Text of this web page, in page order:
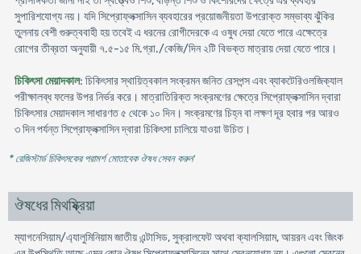
সুপারিশযোগ্য নয়। যদি সিপ্রোফ্লক্সাসিন ব্যবহারের প্রয়োজনীয়তা উপরোক্ত সম্ভাব্য ঝুঁকির
তুলনায় বেশী গুরুত্ববাহী হয় তবেই এ ধরনের রোগীদেরকে এ ওষুধ দেয়া যেতে পারে এক্ষেত্রে
রোগের তীব্রতা অনুযায়ী ৭.৫-১৫ মি.গ্রা./কেজি/দিন ২টি বিভক্ত মাত্রায় দেয়া যেতে পারে।
চিকিৎসা মেয়াদকাল: চিকিৎসার স্থায়িত্বকাল সংক্রমন জনিত রেসপন্স এবং ব্যাকটেরিওলজিক্যাল
পরীক্ষালব্ধ ফলের উপর নির্ভর করে। মাত্রাতিরিক্ত সংক্রমণের ক্ষেত্রে সিপ্রোফ্লক্সাসিন দ্বারা
চিকিৎসার মেয়াদকাল সাধারণত ৫ থেকে ১০ দিন। সংক্রমণের চিহ্ন বা লক্ষণ দূর হবার পর আরও
৩ দিন পর্যন্ত সিপ্রোফ্লক্সাসিন দ্বারা চিকিৎসা চালিয়ে যাওয়া উচিত।
* রেজিস্টার্ড চিকিৎসকের পরামর্শ মোতাবেক ঔষধ সেবন করুন'
ঔষধের মিথষ্ক্রিয়া
ম্যাগনেসিয়াম/এ্যালুমিনিয়াম জাতীয় এন্টাসিড, সুক্রালফেট অথবা ক্যালসিয়াম, আয়রন এবং জিংক